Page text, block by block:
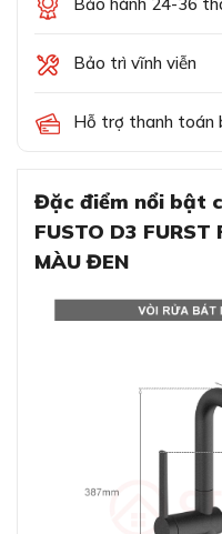
Bảo trì vĩnh viễn
Hỗ trợ thanh toán
Đặc điểm nổi bật
FUSTO D3 FURST
MÀU ĐEN